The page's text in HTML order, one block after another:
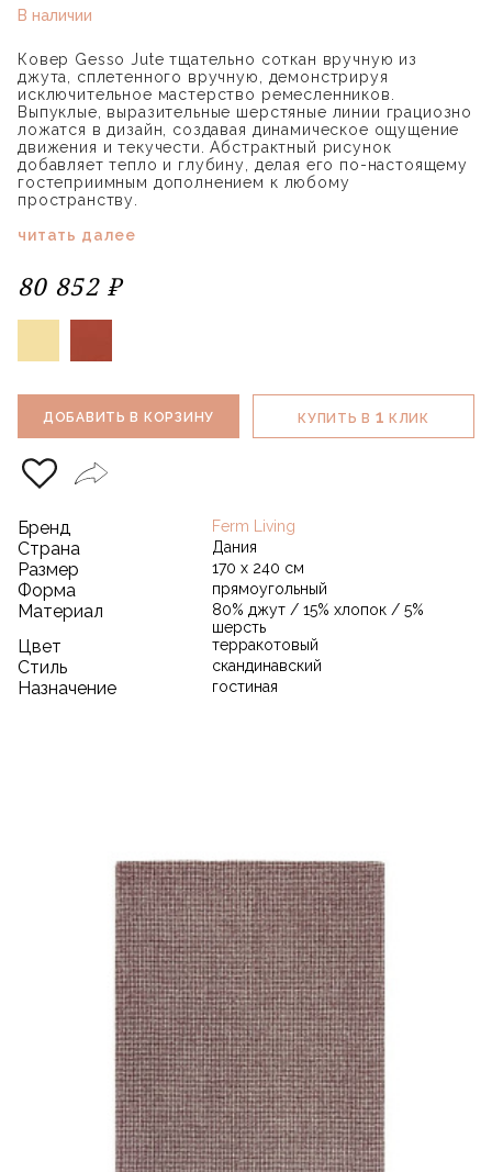
В наличии
Ковер Gesso Jute тщательно соткан вручную из
джута, сплетенного вручную, демонстрируя
исключительное мастерство ремесленников.
Выпуклые, выразительные шерстяные линии грациозно
ложатся в дизайн, создавая динамическое ощущение
движения и текучести. Абстрактный рисунок
добавляет тепло и глубину, делая его по-настоящему
гостеприимным дополнением к любому
пространству.
читать далее
80 852 ₽
ДОБАВИТЬ В КОРЗИНУ КУПИТЬ В 1 КЛИК
Бренд Ferm Living
Страна Дания
Размер 170 х 240 см
Форма прямоугольный
Материал
80% джут / 15% хлопок / 5%
шерсть
Цвет терракотовый
Стиль скандинавский
Назначение гостиная